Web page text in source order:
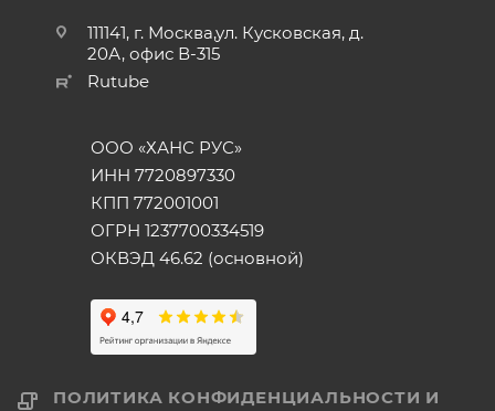
111141, г. Москва,ул. Кусковская, д.
20А, офис В-315
Rutube
ООО «ХАНС РУС»
ИНН 7720897330
КПП 772001001
ОГРН 1237700334519
ОКВЭД 46.62 (основной)
ПОЛИТИКА КОНФИДЕНЦИАЛЬНОСТИ И